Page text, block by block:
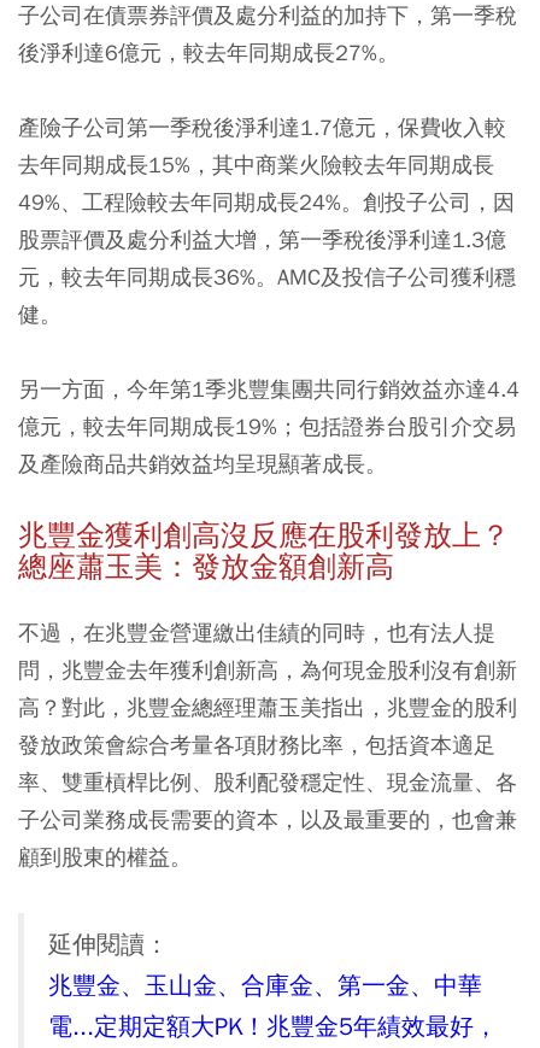
子公司在債票券評價及處分利益的加持下，第一季稅
後淨利達6億元，較去年同期成長27%。
產險子公司第一季稅後淨利達1.7億元，保費收入較
去年同期成長15%，其中商業火險較去年同期成長
49%、工程險較去年同期成長24%。創投子公司，因
股票評價及處分利益大增，第一季稅後淨利達1.3億
元，較去年同期成長36%。AMC及投信子公司獲利穩
健。
另一方面，今年第1季兆豐集團共同行銷效益亦達4.4
億元，較去年同期成長19%；包括證券台股引介交易
及產險商品共銷效益均呈現顯著成長。
兆豐金獲利創高沒反應在股利發放上？
總座蕭玉美：發放金額創新高
不過，在兆豐金營運繳出佳績的同時，也有法人提
問，兆豐金去年獲利創新高，為何現金股利沒有創新
高？對此，兆豐金總經理蕭玉美指出，兆豐金的股利
發放政策會綜合考量各項財務比率，包括資本適足
率、雙重槓桿比例、股利配發穩定性、現金流量、各
子公司業務成長需要的資本，以及最重要的，也會兼
顧到股東的權益。
延伸閱讀：
兆豐金、玉山金、合庫金、第一金、中華
電...定期定額大PK！兆豐金5年績效最好，